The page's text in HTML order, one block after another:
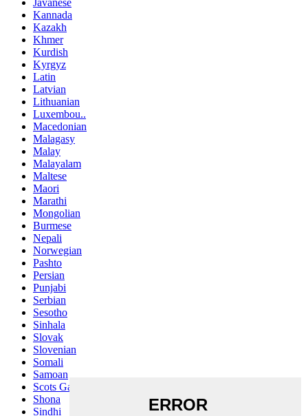
Javanese
Kannada
Kazakh
Khmer
Kurdish
Kyrgyz
Latin
Latvian
Lithuanian
Luxembou..
Macedonian
Malagasy
Malay
Malayalam
Maltese
Maori
Marathi
Mongolian
Burmese
Nepali
Norwegian
Pashto
Persian
Punjabi
Serbian
Sesotho
Sinhala
Slovak
Slovenian
Somali
Samoan
Scots Gaelic
Shona
Sindhi